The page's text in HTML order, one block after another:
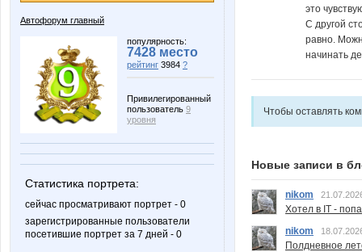
Автофорум главный
популярность:
7428 место
рейтинг 3984 ?
Привилегированный
пользователь 9
уровня
Статистика портрета:
сейчас просматривают портрет - 0
зарегистрированные пользователи
посетившие портрет за 7 дней - 0
это
С другой
равно.
начинать
Чтобы оставлять
Новые записи в
nikom
Хотел в IT -
nikom
Полдневное